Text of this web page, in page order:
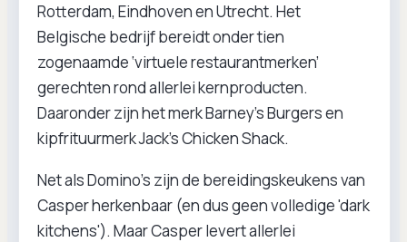
Rotterdam, Eindhoven en Utrecht. Het
Belgische bedrijf bereidt onder tien
zogenaamde ‘virtuele restaurantmerken’
gerechten rond allerlei kernproducten.
Daaronder zijn het merk Barney’s Burgers en
kipfrituurmerk Jack’s Chicken Shack.
Net als Domino’s zijn de bereidingskeukens van
Casper herkenbaar (en dus geen volledige 'dark
kitchens'). Maar Casper levert allerlei